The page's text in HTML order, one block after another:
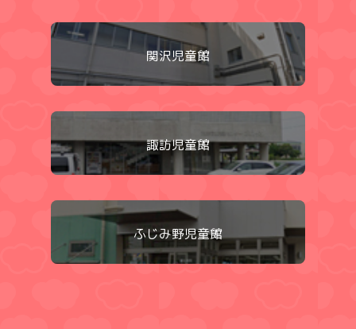
関沢児童館
諏訪児童館
ふじみ野児童館